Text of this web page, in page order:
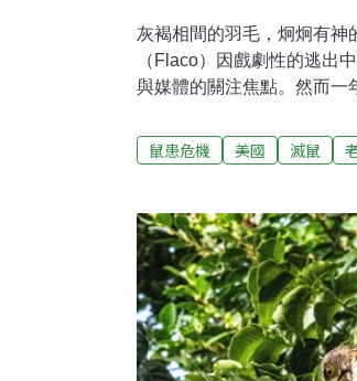
灰褐相間的羽毛，炯炯有神
（Flaco）因戲劇性的逃出
與媒體的關注焦點。然而一
已受損。弗拉科之死催生了
採用節育等方式控制鼠患，
加哥。據估計，紐約有約
4萬起。不論在地鐵、路邊
底，紐約前任市長亞當斯
他的第一步是啟動「垃圾革命」，
民與商家下午4點就能把一
鼠患危機 美國 滅鼠